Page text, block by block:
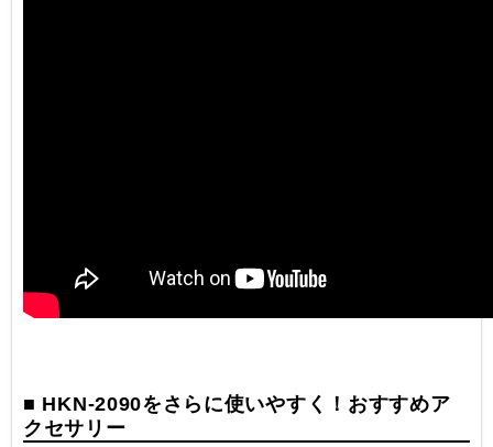
■ HKN-2090をさらに使いやすく！おすすめア
クセサリー